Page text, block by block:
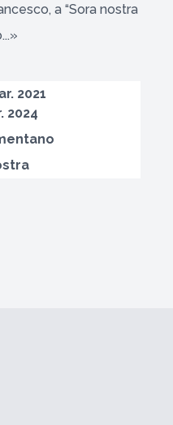
a “Sora nostra
2021
2024